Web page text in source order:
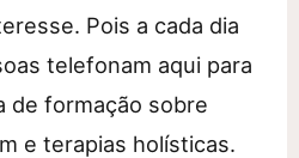
Pois a cada dia
telefonam aqui para
de formação sobre
e terapias holísticas.